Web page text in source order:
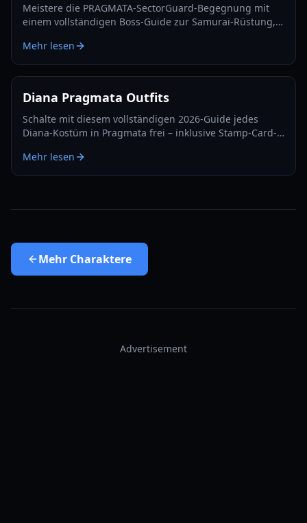
Meistere die PRAGMATA-SectorGuard-Begegnung mit
einem vollständigen Boss-Guide zur Samurai-Rüstung,
Teamtaktiken.
Mehr lesen
Diana Pragmata Outfits
Schalte mit diesem vollständigen 2026-Guide jedes
Diana-Kostüm in Pragmata frei – inklusive Stamp-Card-
Anforderungen im Postgame.
Mehr lesen
Mehr Charaktere
Advertisement